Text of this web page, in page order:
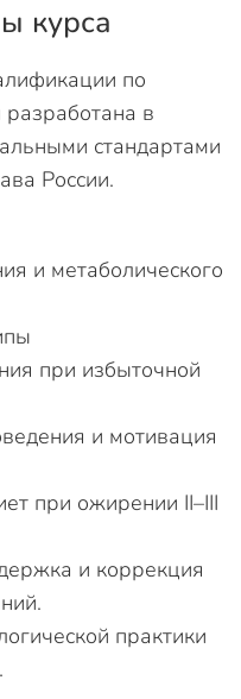
курса
по
в
стандартами
России.
и метаболического
при избыточной
и мотивация
при ожирении II–III
и коррекция
практики